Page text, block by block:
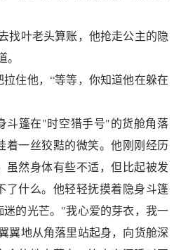
找叶老头算账，他抢走公主的隐
住他，“等等，你知道他在躲在
斗篷在"时空猎手号"的货舱角落
着一丝狡黠的微笑。他刚刚经历
虽然身体有些不适，但比起被发
了什么。他轻轻抚摸着隐身斗篷
的光芒。"我心爱的芽衣，我一
翼地从角落里站起身，向货舱深